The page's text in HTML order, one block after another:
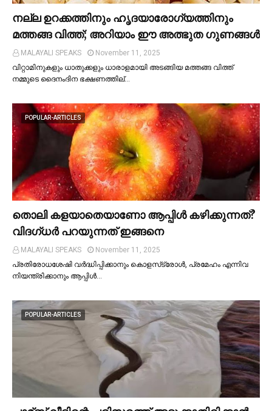
നല്ല ഉറക്കത്തിനും ഹൃദയാരോഗ്യത്തിനും
മത്തങ്ങ വിത്ത്; അറിയാം ഈ അത്ഭുത ഗുണങ്ങള്‍
MALAYALI SPEAKS
November 11, 2025
വിറ്റാമിനുകളും ധാതുക്കളും ധാരാളമായി അടങ്ങിയ മത്തങ്ങ വിത്ത്
നമ്മുടെ ദൈനംദിന ഭക്ഷണത്തില്…
POPULAR-ARTICLES
തൊലി കളയാതെയാണോ ആപ്പിള്‍ കഴിക്കുന്നത്?
വിദഗ്ധര്‍ പറയുന്നത് ഇങ്ങനെ
MALAYALI SPEAKS
November 11, 2025
പ്രതിരോധശേഷി വർദ്ധിപ്പിക്കാനും കൊളസ്‌ട്രോള്‍, പ്രമേഹം എന്നിവ
നിയന്ത്രിക്കാനും ആപ്പിള്‍…
POPULAR-ARTICLES